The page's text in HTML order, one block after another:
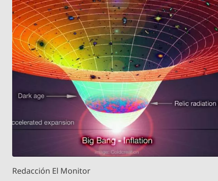
Redacción El Monitor